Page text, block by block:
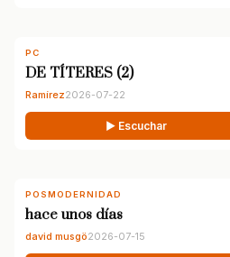
PC
DE TÍTERES (2)
Ramírez2026-07-22
▶ Escuchar
POSMODERNIDAD
hace unos días
david musgö2026-07-15